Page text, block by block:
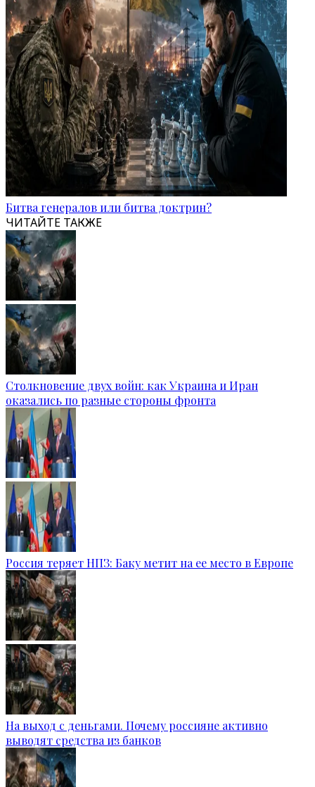
Битва генералов или битва доктрин?
ЧИТАЙТЕ ТАКЖЕ
Столкновение двух войн: как Украина и Иран
оказались по разные стороны фронта
Россия теряет НПЗ: Баку метит на ее место в Европе
На выход с деньгами. Почему россияне активно
выводят средства из банков